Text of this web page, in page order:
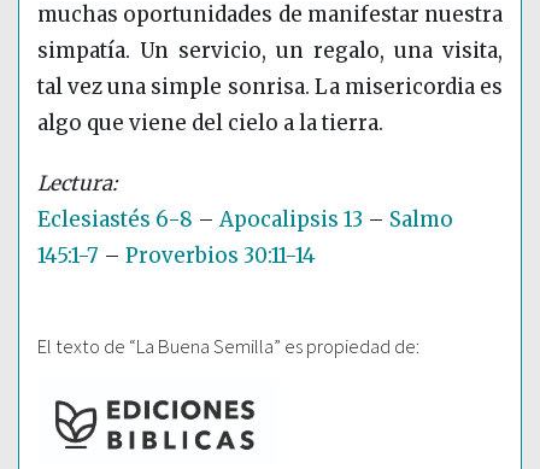
muchas oportunidades de manifestar nuestra
simpatía. Un servicio, un regalo, una visita,
tal vez una simple sonrisa. La misericordia es
algo que viene del cielo a la tierra.
Eclesiastés 6-8 –Apocalipsis 13 – Salmo
145:1-7 – Proverbios 30:11-14
El texto de “La Buena Semilla” es propiedad de: